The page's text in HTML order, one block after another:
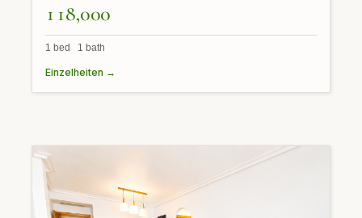
118,000
1 bed 1 bath
Einzelheiten →